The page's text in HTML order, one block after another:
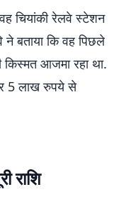
चियांकी रेलवे स्टेशन
ने बताया कि वह पिछले
किस्मत आजमा रहा था.
5 लाख रुपये से
राशि